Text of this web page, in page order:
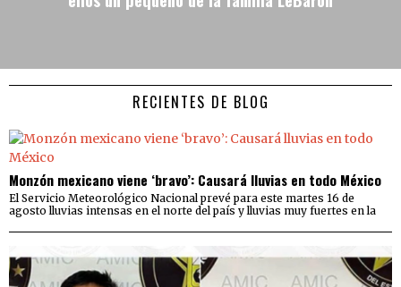
RECIENTES DE BLOG
Monzón mexicano viene ‘bravo’: Causará lluvias en todo México
El Servicio Meteorológico Nacional prevé para este martes 16 de
agosto lluvias intensas en el norte del país y lluvias muy fuertes en la